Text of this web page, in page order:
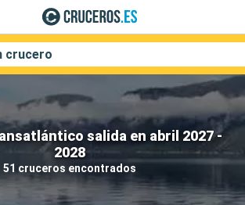
salida en abril 2027 -
2028
51 cruceros encontrados
crucero